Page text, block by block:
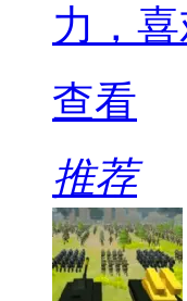
力，
查看
推荐